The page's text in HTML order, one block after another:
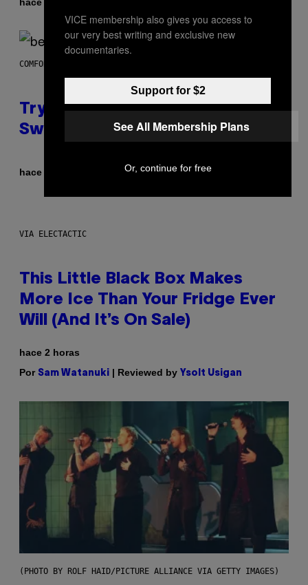
COMFORT SPACES
Try These Cooling Sheets Now,
Sweaty
hace 1 hora Nick Stockton
VIA ELECTACTIC
This Little Black Box Makes
More Ice Than Your Fridge Ever
Will (And It’s On Sale)
hace 2 horas
Por Sam Watanuki | Reviewed by Ysolt Usigan
(PHOTO BY ROLF HAID/PICTURE ALLIANCE VIA GETTY IMAGES)
VICE membership also gives you access to
our very best writing and exclusive new
documentaries.
Support for $2
See All Membership Plans
Or, continue for free